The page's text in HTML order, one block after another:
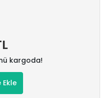
kargoda!
Ekle